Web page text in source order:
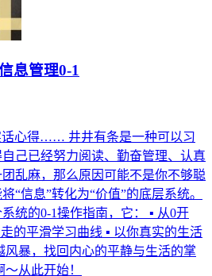
息管理0-1
话心得…… 井井有条是一种可以习
己已经努力阅读、勤奋管理、认真
乱麻，那么原因可能不是你不够聪
“信息”转化为“价值”的底层系统。
统的0-1操作指南，它： ▪️ 从0开
的平滑学习曲线 ▪️ 以你真实的生活
风暴，找回内心的平静与生活的掌
从此开始！